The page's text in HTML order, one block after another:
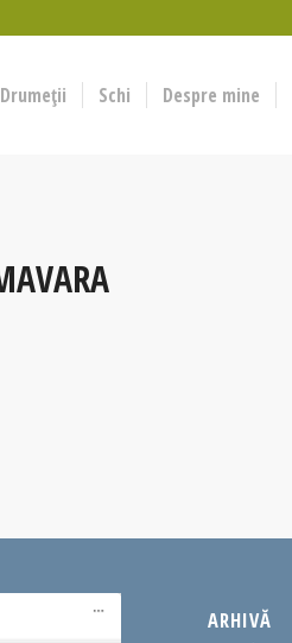
Drumeții Schi Despre mine
ARHIVĂ